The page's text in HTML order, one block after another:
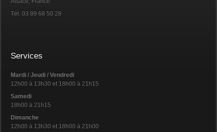
Tél. 03 89 68 50 28
Services
Mardi / Jeudi / Vendredi
12h00 à 13h30 et 18h00 à 21h15
Samedi
18h00 à 21h15
Dimanche
12h00 à 13h30 et 18h00 à 21h00